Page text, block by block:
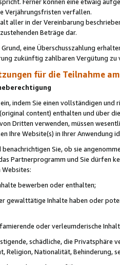
Verjährungsfristen verfallen.
aller in der Vereinbarung
Beträge dar.
eine Überschusszahlung
zukünftig zahlbaren Vergütung zu
für die Teilnahme
indem Sie einen vollständigen
content) enthalten und über
Dritten verwenden, müssen
Ihre Website(s) in Ihrer Anwendung
Sie, ob sie
Partnerprogramm und Sie dürfen
bewerben oder enthalten;
gewalttätige Inhalte haben oder
oder verleumderische
schädliche, die Privatsphäre
Religion, Nationalität, Behinderung,